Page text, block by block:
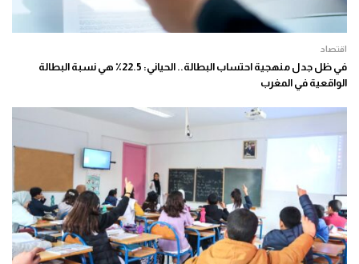
اقتصاد
في ظل جدل منهجية احتساب البطالة.. الحياني: 22.5٪ هي نسبة البطالة
الواقعية في المغرب